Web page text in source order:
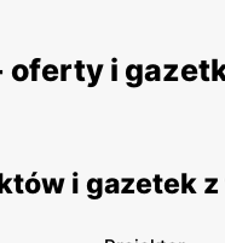
oferty i
i gazetek